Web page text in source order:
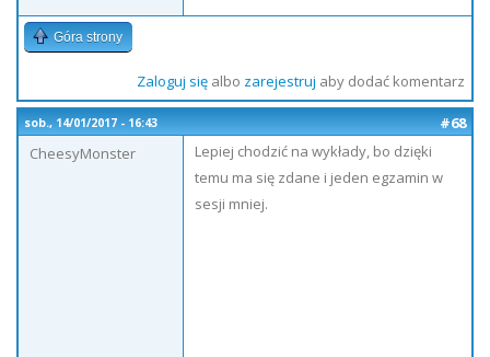
Góra strony
Zaloguj sięalbo zarejestruj aby dodać komentarz
sob., 14/01/2017 - 16:43
#68
CheesyMonster
Lepiej chodzić na wykłady, bo dzięki
temu ma się zdane i jeden egzamin w
sesji mniej.